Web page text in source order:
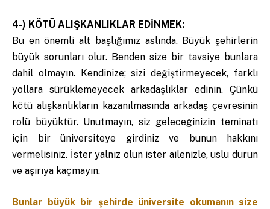
4-) KÖTÜ ALIŞKANLIKLAR EDİNMEK:
Bu en önemli alt başlığımız aslında. Büyük şehirlerin
büyük sorunları olur. Benden size bir tavsiye bunlara
dahil olmayın. Kendinize; sizi değiştirmeyecek, farklı
yollara sürüklemeyecek arkadaşlıklar edinin. Çünkü
kötü alışkanlıkların kazanılmasında arkadaş çevresinin
rolü büyüktür. Unutmayın, siz geleceğinizin teminatı
için bir üniversiteye girdiniz ve bunun hakkını
vermelisiniz. İster yalnız olun ister ailenizle, uslu durun
ve aşırıya kaçmayın.
Bunlar büyük bir şehirde üniversite okumanın size